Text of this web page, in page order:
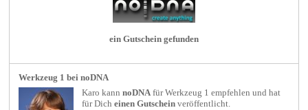
ein Gutschein gefunden
Werkzeug 1 bei noDNA
Karo kannnoDNA fürWerkzeug 1 empfehlen und hat
für Dicheinen Gutschein veröffentlicht.